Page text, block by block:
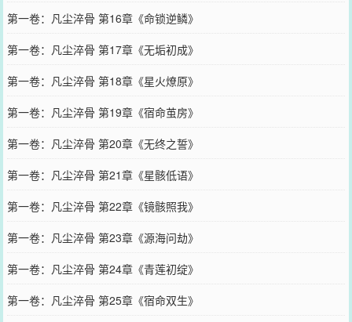
第一卷：凡尘淬骨 第16章《命锁逆鳞》
第一卷：凡尘淬骨 第17章《无垢初成》
第一卷：凡尘淬骨 第18章《星火燎原》
第一卷：凡尘淬骨 第19章《宿命茧房》
第一卷：凡尘淬骨 第20章《无终之誓》
第一卷：凡尘淬骨 第21章《星骸低语》
第一卷：凡尘淬骨 第22章《镜骸照我》
第一卷：凡尘淬骨 第23章《源海问劫》
第一卷：凡尘淬骨 第24章《青莲初绽》
第一卷：凡尘淬骨 第25章《宿命双生》